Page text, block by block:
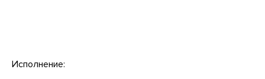
Исполнение: